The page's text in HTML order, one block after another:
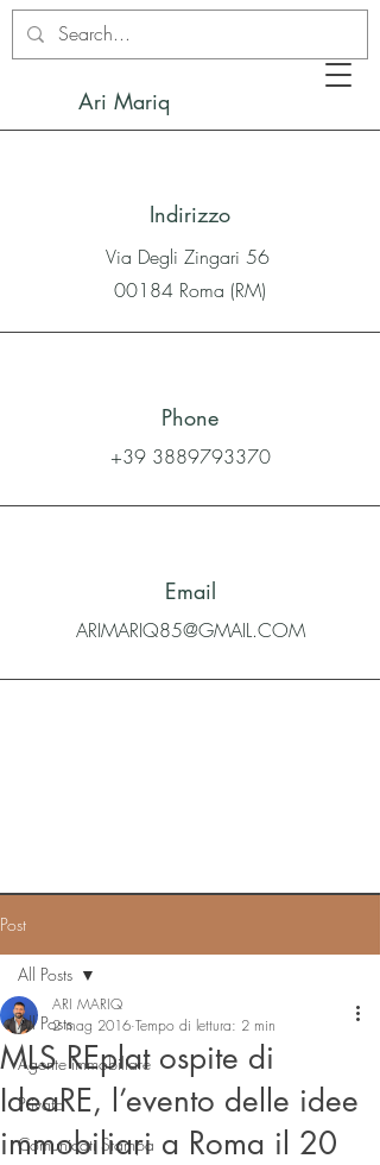
Ari Mariq
Indirizzo
Via Degli Zingari 56
00184 Roma (RM)
Phone
+39 3889793370
Email
ARIMARIQ85@GMAIL.COM
Post
All Posts
Agente immobiliare
Privato
Comunicati Stampa
All Posts
MLS REplat ospite di
IdeaRE, l’evento delle idee
immobiliari a Roma il 20
ARI MARIQ
2 mag 2016 Tempo di lettura: 2 min